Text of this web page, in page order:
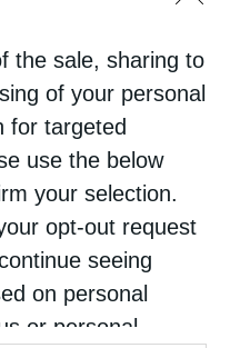
the sale, sharing to
of your personal
for targeted
use the below
your selection.
opt-out request
seeing
on personal
or personal
Αγίας